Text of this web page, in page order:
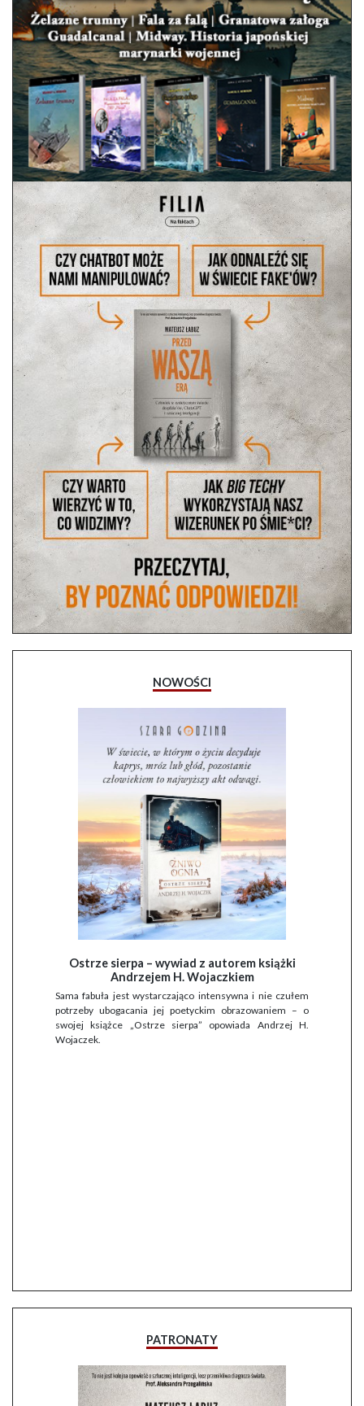
NOWOŚCI
Ostrze sierpa – wywiad z autorem książki
Andrzejem H. Wojaczkiem
Sama fabuła jest wystarczająco intensywna i nie czułem
potrzeby ubogacania jej poetyckim obrazowaniem – o
swojej książce „Ostrze sierpa” opowiada Andrzej H.
Wojaczek.
PATRONATY